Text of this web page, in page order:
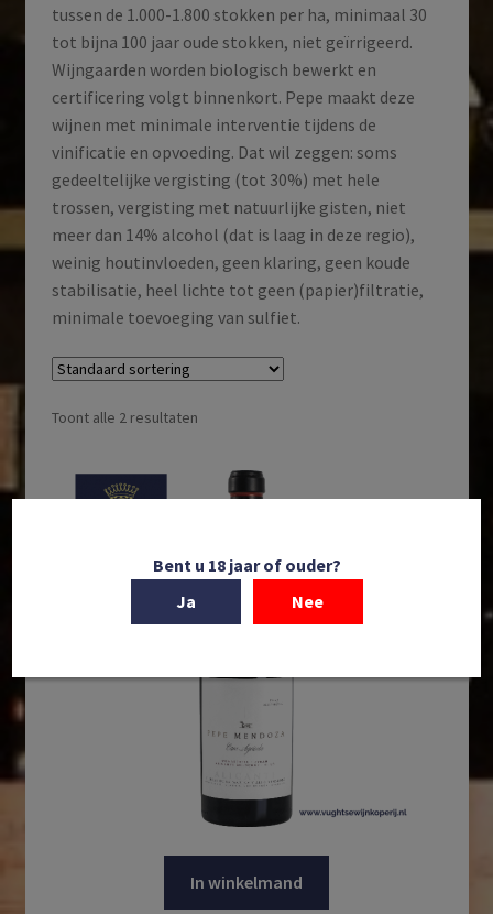
tussen de 1.000-1.800 stokken per ha, minimaal 30
tot bijna 100 jaar oude stokken, niet geïrrigeerd.
Wijngaarden worden biologisch bewerkt en
certificering volgt binnenkort. Pepe maakt deze
wijnen met minimale interventie tijdens de
vinificatie en opvoeding. Dat wil zeggen: soms
gedeeltelijke vergisting (tot 30%) met hele
trossen, vergisting met natuurlijke gisten, niet
meer dan 14% alcohol (dat is laag in deze regio),
weinig houtinvloeden, geen klaring, geen koude
stabilisatie, heel lichte tot geen (papier)filtratie,
minimale toevoeging van sulfiet.
Toont alle 2 resultaten
In winkelmand
Bent u 18 jaar of ouder?
Ja
Nee